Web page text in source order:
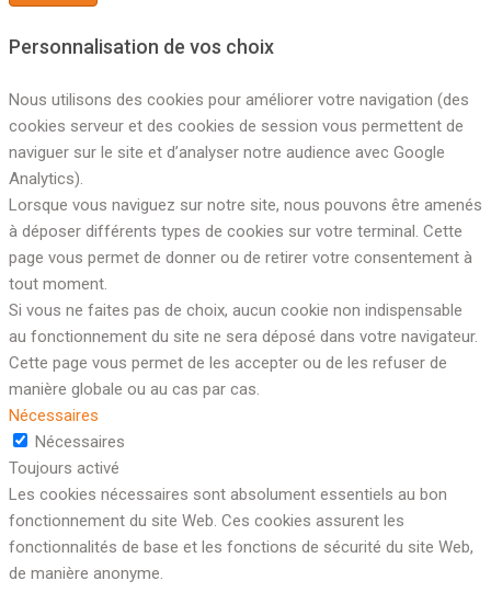
Personnalisation de vos choix
Nous utilisons des cookies pour améliorer votre navigation (des
cookies serveur et des cookies de session vous permettent de
naviguer sur le site et d’analyser notre audience avec Google
Analytics).
Lorsque vous naviguez sur notre site, nous pouvons être amenés
à déposer différents types de cookies sur votre terminal. Cette
page vous permet de donner ou de retirer votre consentement à
tout moment.
Si vous ne faites pas de choix, aucun cookie non indispensable
au fonctionnement du site ne sera déposé dans votre navigateur.
Cette page vous permet de les accepter ou de les refuser de
manière globale ou au cas par cas.
Nécessaires
Nécessaires
Toujours activé
Les cookies nécessaires sont absolument essentiels au bon
fonctionnement du site Web. Ces cookies assurent les
fonctionnalités de base et les fonctions de sécurité du site Web,
de manière anonyme.